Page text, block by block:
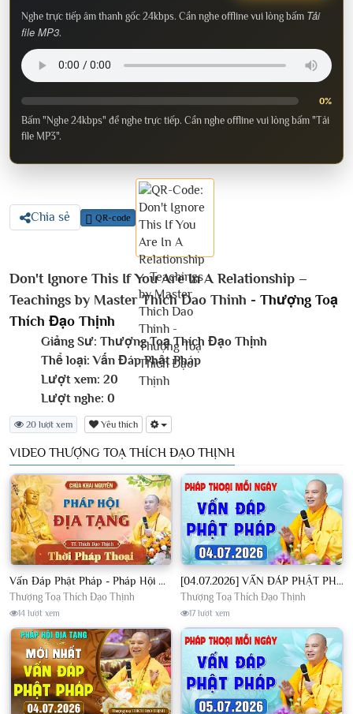
Nghe trực tiếp âm thanh gốc 24kbps. Cần nghe offline vui lòng bấm Tải
file MP3.
0%
Bấm "Nghe 24kbps" để nghe trực tiếp. Cần nghe offline vui lòng bấm "Tải
file MP3".
Chia sẻ QR-code
Don't Ignore This If You Are In A Relationship –
Teachings by Master Thich Dao Thinh - Thượng Toạ
Thích Đạo Thịnh
Giảng Sư: Thượng Toạ Thích Đạo Thịnh
Thể loại: Vấn Đáp Phật Pháp
Lượt xem: 20
Lượt nghe: 0
20 lượt xem Yêu thích
VIDEO THƯỢNG TOẠ THÍCH ĐẠO THỊNH
Vấn Đáp Phật Pháp - Pháp Hội Địa Tạng Ngày 01/08/2026│TT. Thích Đạo Thịnh
Thượng Toạ Thích Đạo Thịnh
14 lượt xem
[04.07.2026] VẤN ĐÁP PHẬT PHÁP - Nghe Thầy giảng Pháp mỗi ngày CÔNG ĐỨC VÔ LƯỢNG│TT. Thích Đạo Thịnh
Thượng Toạ Thích Đạo Thịnh
17 lượt xem